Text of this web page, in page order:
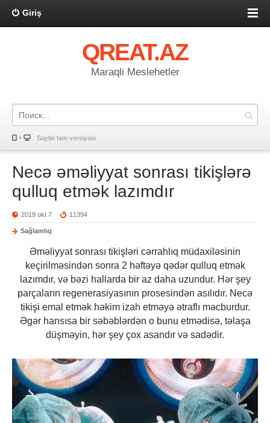
Giriş
QREAT.AZ
Maraqli Meslehetler
Saytin tam versiyasi
Necə əməliyyat sonrası tikişlərə
qulluq etmək lazımdır
2019 okt 7 11394
Sağlamlıq
Əməliyyat sonrası tikişləri cərrahlıq müdaxiləsinin
keçirilməsindən sonra 2 həftəyə qədər qulluq etmək
lazımdır, və bəzi hallarda bir az daha uzundur. Hər şey
parçaların regenerasiyasının prosesindən asılıdır. Necə
tikişi emal etmək həkim izah etməyə ətraflı məcburdur.
Əgər hansısa bir səbəblərdən o bunu etmədisə, təlaşa
düşməyin, hər şey çox asandır və sadədir.